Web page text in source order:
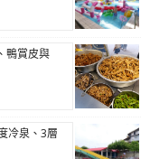
鴨賞皮與
冷泉、3層